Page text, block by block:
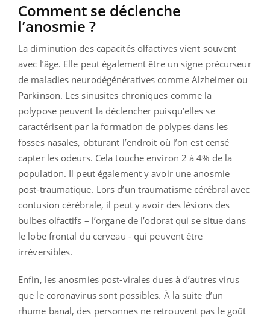
Comment se déclenche
l’anosmie ?
La diminution des capacités olfactives vient souvent
avec l’âge. Elle peut également être un signe précurseur
de maladies neurodégénératives comme Alzheimer ou
Parkinson. Les sinusites chroniques comme la
polypose peuvent la déclencher puisqu’elles se
caractérisent par la formation de polypes dans les
fosses nasales, obturant l’endroit où l’on est censé
capter les odeurs. Cela touche environ 2 à 4% de la
population. Il peut également y avoir une anosmie
post-traumatique. Lors d’un traumatisme cérébral avec
contusion cérébrale, il peut y avoir des lésions des
bulbes olfactifs – l’organe de l’odorat qui se situe dans
le lobe frontal du cerveau - qui peuvent être
irréversibles.
Enfin, les anosmies post-virales dues à d’autres virus
que le coronavirus sont possibles. À la suite d’un
rhume banal, des personnes ne retrouvent pas le goût